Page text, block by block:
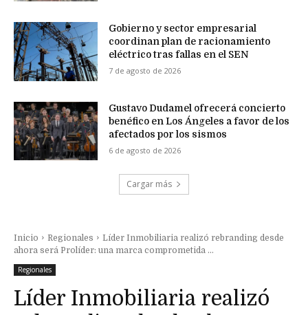
Gobierno y sector empresarial
coordinan plan de racionamiento
eléctrico tras fallas en el SEN
7 de agosto de 2026
Gustavo Dudamel ofrecerá concierto
benéfico en Los Ángeles a favor de los
afectados por los sismos
6 de agosto de 2026
Cargar más